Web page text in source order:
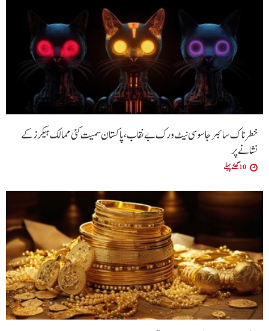
خطرناک سائبر جاسوسی نیٹ ورک بے نقاب، پاکستان سمیت کئی ممالک ہیکرز کے
نشانے پر
10 گھنٹے پہلے